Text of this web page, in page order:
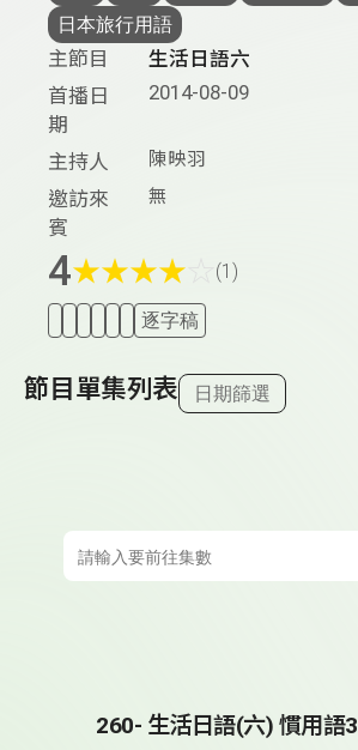
日本旅行用語
主節目
生活日語六
首播日
期
2014-08-09
主持人 陳映羽
邀訪來
賓
無
4★★★★ (1)
逐字稿
節目單集列表 日期篩選
260- 生活日語(六) 慣用語3